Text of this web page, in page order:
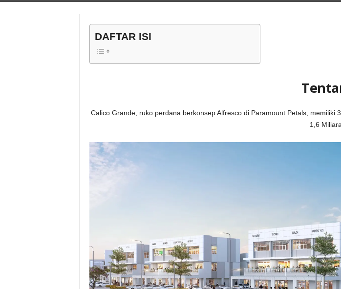
DAFTAR ISI
Calico Grande, ruko perdana berkonsep Alfresco di Paramount Petals,
1,6